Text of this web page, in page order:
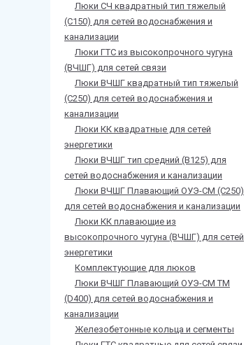
Люки СЧ квадратный тип тяжелый
(С150) для сетей водоснабжения и
канализации
Люки ГТС из высокопрочного чугуна
(ВЧШГ) для сетей связи
Люки ВЧШГ квадратный тип тяжелый
(С250) для сетей водоснабжения и
канализации
Люки КК квадратные для сетей
энергетики
Люки ВЧШГ тип средний (В125) для
сетей водоснабжения и канализации
Люки ВЧШГ Плавающий ОУЭ-СМ (С250)
для сетей водоснабжения и канализации
Люки КК плавающие из
высокопрочного чугуна (ВЧШГ) для сетей
энергетики
Комплектующие для люков
Люки ВЧШГ Плавающий ОУЭ-СМ ТМ
(D400) для сетей водоснабжения и
канализации
Железобетонные кольца и сегменты